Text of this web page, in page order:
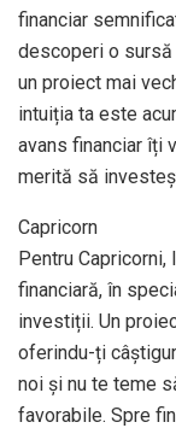
financiar
descoperi o
un proiect mai
intuiția ta este
avans financiar îți
merită să
Capricorn
Pentru Capricorni,
financiară, în
investiții. Un
oferindu-ți
noi și nu te teme
favorabile. Spre